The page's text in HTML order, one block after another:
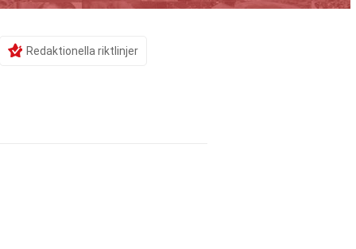
Redaktionella riktlinjer